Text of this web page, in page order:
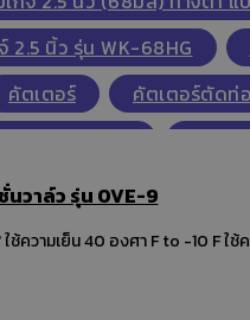
2.5 นิ้ว รุ่น WK-68HG
คัตเตอร์ คัตเตอร์ตัดท่
107/206B
ครื่องแวคคั่ม ราคาพิเศษ,แ
รื่องแวคคั่ม ราคาพิเศษ,แ
วาล์ว รุ่น OVE-9
เอ็กแปนชั่นวาล์ว จาก อเมริกา ใ